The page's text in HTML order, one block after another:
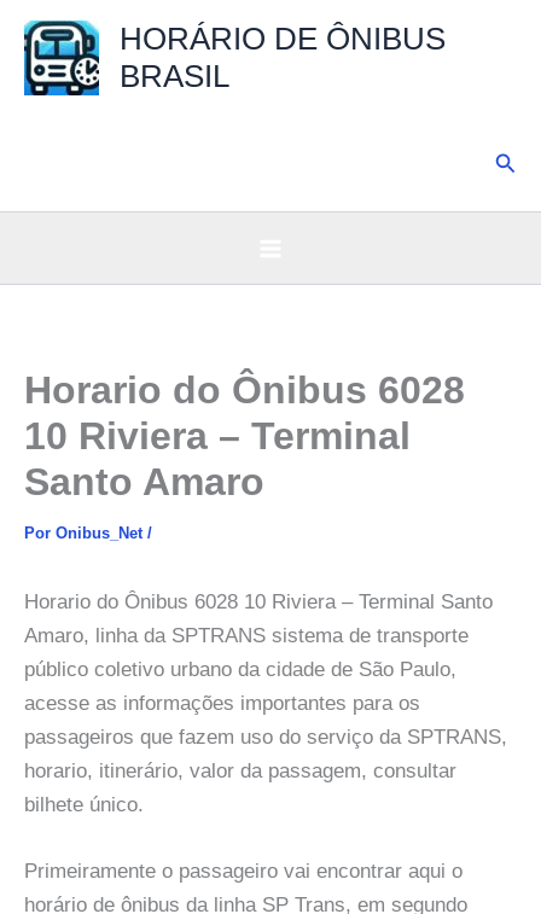
para
HORÁRIO DE ÔNIBUS
BRASIL
Horario do Ônibus 6028
10 Riviera – Terminal
Santo Amaro
Por Onibus_Net /
Horario do Ônibus 6028 10 Riviera – Terminal Santo
Amaro, linha da SPTRANS sistema de transporte
público coletivo urbano da cidade de São Paulo,
acesse as informações importantes para os
passageiros que fazem uso do serviço da SPTRANS,
horario, itinerário, valor da passagem, consultar
bilhete único.
Primeiramente o passageiro vai encontrar aqui o
horário de ônibus da linha SP Trans, em segundo